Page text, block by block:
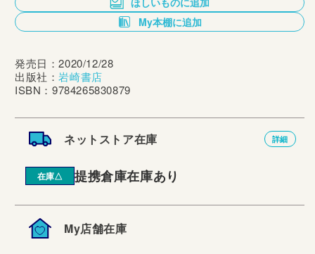
My本棚に追加
発売日：2020/12/28
出版社：岩崎書店
ISBN：9784265830879
ネットストア在庫 詳細
在庫△ 提携倉庫在庫あり
My店舗在庫